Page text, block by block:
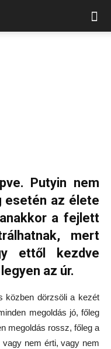
Putyin nem
esetén az élete
a fejlett
mert
ettől kezdve
az úr.
közben dörzsöli a kezét
megoldás jó, főleg
megoldás rossz, főleg a
nem érti, vagy nem